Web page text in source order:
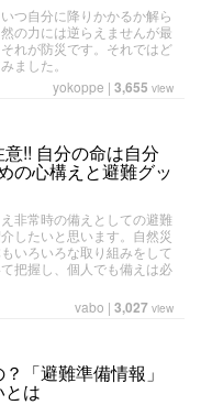
つ自分に降りかかるか解ら
の力には逆らえませんが最
れが防災です。それではど
ました。
yokoppe | 3,655 view
!! 自分の命は自分
の心構えと避難グッ
非常時の備えとしての避難
したいと思います。自然災
いろいろな取り組みをして
把握し、個人でも備えは必
vabo | 3,027 view
「避難準備情報」
とは